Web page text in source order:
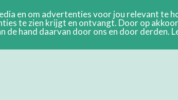
en om advertenties voor jou relevant te
te zien krijgt en ontvangt. Door op
hand daarvan door ons en door derden.